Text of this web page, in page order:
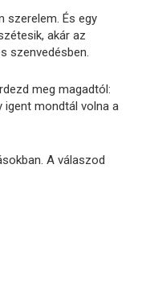
szerelem. És egy
akár az
szenvedésben.
meg magadtól:
igent mondtál volna a
A válaszod